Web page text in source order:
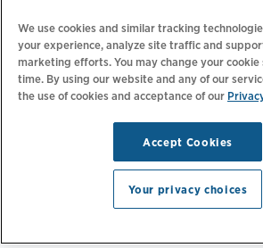
Politique de confidentialité‌ | Choix
Informations légales | Déclaration
conduite des fournisseurs
| CA Forced
Préférences
relatives aux e-mails
© 2026
Tous
We use cookies and similar tracking
your experience, analyze site traffic and
marketing efforts. You may change your
time. By using our website and any of our
the use of cookies and acceptance of our
Accept Cookies
Your privacy choices